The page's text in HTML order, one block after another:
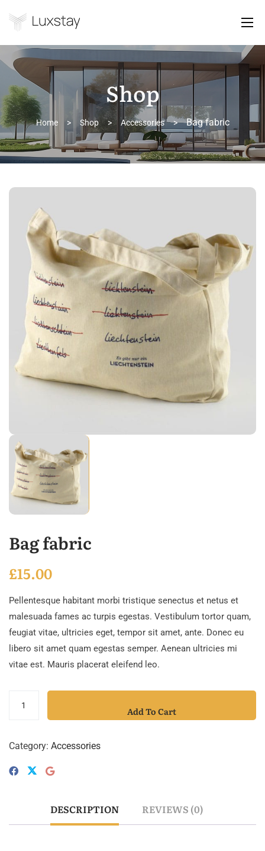
Shop
Home > Shop > Accessories > Bag fabric
Bag fabric
£15.00
Pellentesque habitant morbi tristique senectus et netus et
malesuada fames ac turpis egestas. Vestibulum tortor quam,
feugiat vitae, ultricies eget, tempor sit amet, ante. Donec eu
libero sit amet quam egestas semper. Aenean ultricies mi
vitae est. Mauris placerat eleifend leo.
Add To Cart
Category: Accessories
DESCRIPTION REVIEWS (0)